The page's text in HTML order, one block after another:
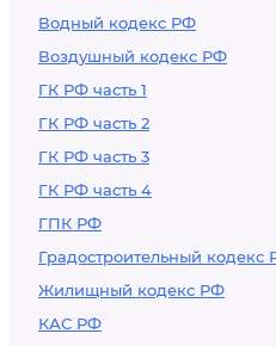
Водный кодекс РФ
Воздушный кодекс РФ
ГК РФ часть 1
ГК РФ часть 2
ГК РФ часть 3
ГК РФ часть 4
ГПК РФ
Градостроительный кодекс
Жилищный кодекс РФ
КАС РФ